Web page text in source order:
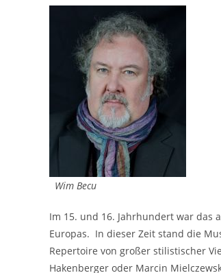
Wim Becu
Im 15. und 16. Jahrhundert war das
Europas. In dieser Zeit stand die
Repertoire von großer stilistischer
Hakenberger oder Marcin